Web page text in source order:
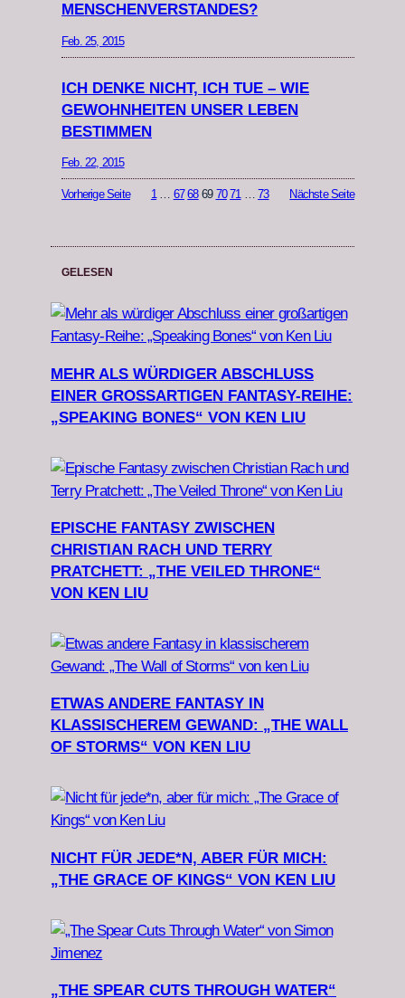
MENSCHENVERSTANDES?
Feb. 25, 2015
ICH DENKE NICHT, ICH TUE – WIE
GEWOHNHEITEN UNSER LEBEN
BESTIMMEN
Feb. 22, 2015
Vorherige Seite 1 … 67 68 69 70 71 … 73 Nächste Seite
GELESEN
MEHR ALS WÜRDIGER ABSCHLUSS
EINER GROSSARTIGEN FANTASY-REIHE: „
SPEAKING BONES“ VON KEN LIU
EPISCHE FANTASY ZWISCHEN
CHRISTIAN RACH UND TERRY
PRATCHETT: „THE VEILED THRONE“
VON KEN LIU
ETWAS ANDERE FANTASY IN
KLASSISCHEREM GEWAND: „THE WALL
OF STORMS“ VON KEN LIU
NICHT FÜR JEDE*N, ABER FÜR MICH:
„THE GRACE OF KINGS“ VON KEN LIU
„THE SPEAR CUTS THROUGH WATER“